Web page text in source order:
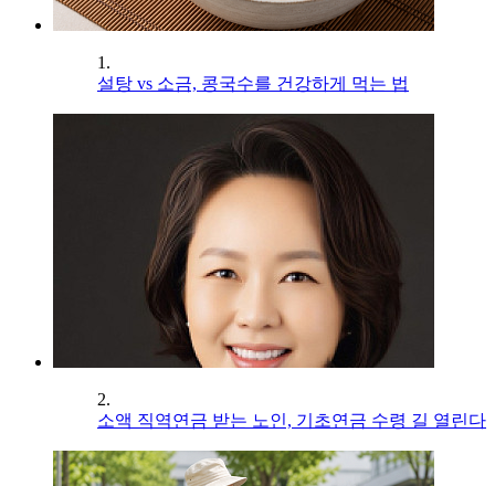
1.
설탕 vs 소금, 콩국수를 건강하게 먹는 법
2.
소액 직역연금 받는 노인, 기초연금 수령 길 열린다